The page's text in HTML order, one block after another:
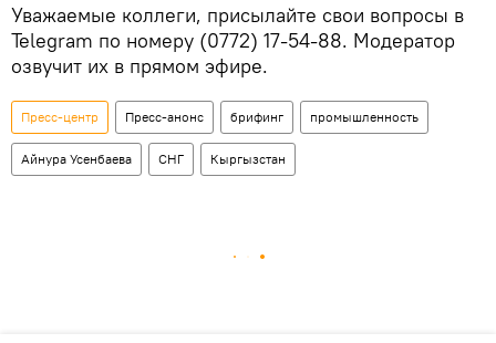
Уважаемые коллеги, присылайте свои вопросы в
Telegram по номеру (0772) 17-54-88. Модератор
озвучит их в прямом эфире.
Пресс-центр Пресс-анонс брифинг промышленность
Айнура Усенбаева СНГ Кыргызстан